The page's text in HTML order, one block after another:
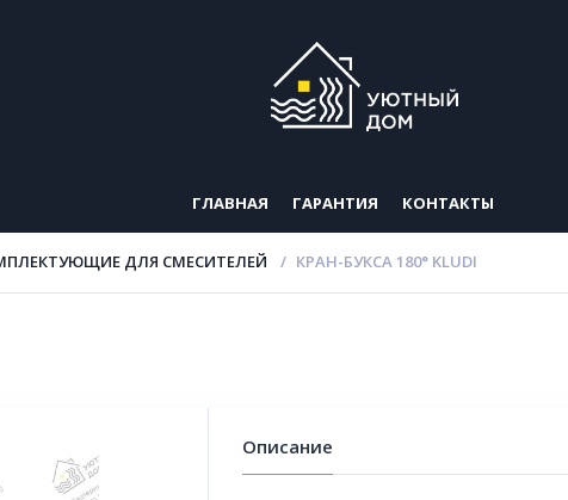
ГЛАВНАЯ ГАРАНТИЯ КОНТАКТЫ
ДЛЯ СМЕСИТЕЛЕЙ КРАН-БУКСА 180° KLUDI
Описание